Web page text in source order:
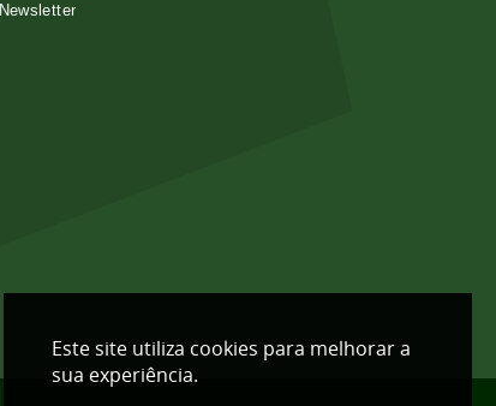
Newsletter
Este site utiliza cookies para melhorar a
sua experiência.